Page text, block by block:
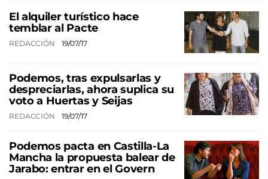
El alquiler turístico hace
temblar al Pacte
REDACCIÓN 19/07/17
Podemos, tras expulsarlas y
despreciarlas, ahora suplica su
voto a Huertas y Seijas
REDACCIÓN 19/07/17
Podemos pacta en Castilla-La
Mancha la propuesta balear de
Jarabo: entrar en el Govern